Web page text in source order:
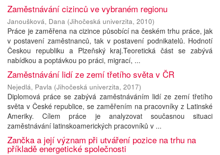
Zaměstnávání cizinců ve vybraném regionu
Janoušková, Dana (Jihočeská univerzita, 2010)
Práce je zaměřena na cizince působící na českém trhu práce, jak
v postavení zaměstnanců, tak v postavení podnikatelů. Hodnotí
Českou republiku a Plzeňský kraj.Teoretická část se zabývá
nabídkou a poptávkou po práci, migrací, ...
Zaměstnávání lidí ze zemí třetího světa v ČR
Nejedlá, Pavla (Jihočeská univerzita, 2017)
Diplomová práce se zabývá zaměstnáváním lidí ze zemí třetího
světa v České republice, se zaměřením na pracovníky z Latinské
Ameriky. Cílem práce je analyzovat současnou situaci
zaměstnávání latinskoamerických pracovníků v ...
Zančka a její význam při utváření pozice na trhu na
příkladě energetické společnosti